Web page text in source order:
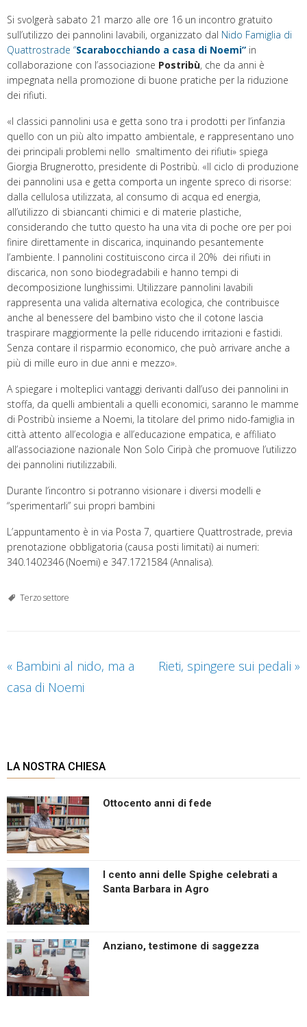
Si svolgerà sabato 21 marzo alle ore 16 un incontro gratuito
sull’utilizzo dei pannolini lavabili, organizzato dal Nido Famiglia di
Quattrostrade “Scarabocchiando a casa di Noemi” in
collaborazione con l’associazione Postribù, che da anni è
impegnata nella promozione di buone pratiche per la riduzione
dei rifiuti.
«I classici pannolini usa e getta sono tra i prodotti per l’infanzia
quello con un più alto impatto ambientale, e rappresentano uno
dei principali problemi nello smaltimento dei rifiuti» spiega
Giorgia Brugnerotto, presidente di Postribù. «Il ciclo di produzione
dei pannolini usa e getta comporta un ingente spreco di risorse:
dalla cellulosa utilizzata, al consumo di acqua ed energia,
all’utilizzo di sbiancanti chimici e di materie plastiche,
considerando che tutto questo ha una vita di poche ore per poi
finire direttamente in discarica, inquinando pesantemente
l’ambiente. I pannolini costituiscono circa il 20% dei rifiuti in
discarica, non sono biodegradabili e hanno tempi di
decomposizione lunghissimi. Utilizzare pannolini lavabili
rappresenta una valida alternativa ecologica, che contribuisce
anche al benessere del bambino visto che il cotone lascia
traspirare maggiormente la pelle riducendo irritazioni e fastidi.
Senza contare il risparmio economico, che può arrivare anche a
più di mille euro in due anni e mezzo».
A spiegare i molteplici vantaggi derivanti dall’uso dei pannolini in
stoffa, da quelli ambientali a quelli economici, saranno le mamme
di Postribù insieme a Noemi, la titolare del primo nido-famiglia in
città attento all’ecologia e all’educazione empatica, e affiliato
all’associazione nazionale Non Solo Ciripà che promuove l’utilizzo
dei pannolini riutilizzabili.
Durante l’incontro si potranno visionare i diversi modelli e
“sperimentarli” sui propri bambini
L’appuntamento è in via Posta 7, quartiere Quattrostrade, previa
prenotazione obbligatoria (causa posti limitati) ai numeri:
340.1402346 (Noemi) e 347.1721584 (Annalisa).
Terzo settore
« Bambini al nido, ma a
casa di Noemi
Rieti, spingere sui pedali »
LA NOSTRA CHIESA
Ottocento anni di fede
I cento anni delle Spighe celebrati a
Santa Barbara in Agro
Anziano, testimone di saggezza